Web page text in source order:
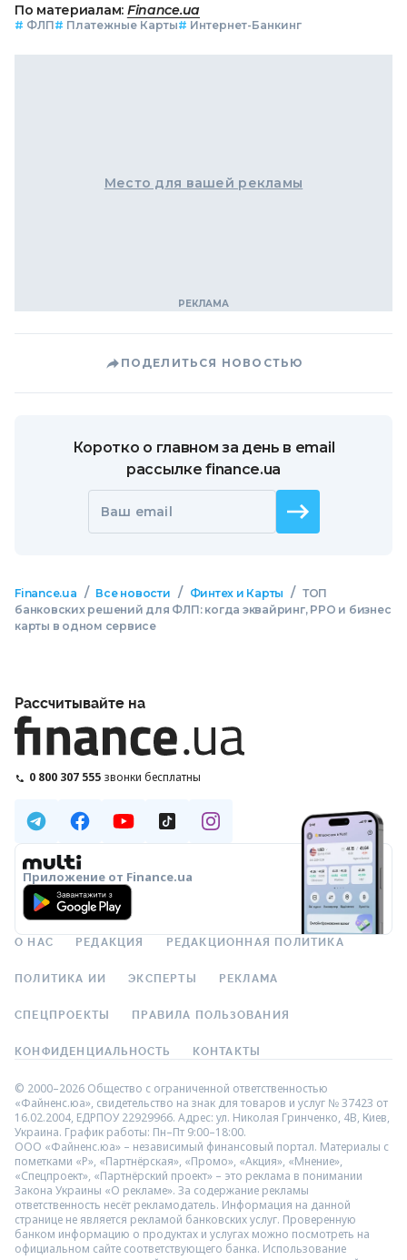
По материалам: Finance.ua
# ФЛП# Платежные Карты# Интернет-Банкинг
Место для вашей рекламы
ПОДЕЛИТЬСЯ НОВОСТЬЮ
Коротко о главном за день в email
рассылке finance.ua
Ваш email
Finance.ua / Все новости / Финтех и Карты / ТОП
банковских решений для ФЛП: когда эквайринг, РРО и бизнес
карты в одном сервисе
Рассчитывайте на
0 800 307 555 звонки бесплатны
Приложение от Finance.ua
О НАС РЕДАКЦИЯ РЕДАКЦИОННАЯ ПОЛИТИКА
ПОЛИТИКА ИИ ЭКСПЕРТЫ РЕКЛАМА
СПЕЦПРОЕКТЫ ПРАВИЛА ПОЛЬЗОВАНИЯ
КОНФИДЕНЦИАЛЬНОСТЬ КОНТАКТЫ
© 2000–2026 Общество с ограниченной ответственностью
«Файненс.юа», свидетельство на знак для товаров и услуг № 37423 от
16.02.2004, ЕДРПОУ 22929966. Адрес: ул. Николая Гринченко, 4В, Киев,
Украина. График работы: Пн–Пт 9:00–18:00.
ООО «Файненс.юа» – независимый финансовый портал. Материалы с
пометками «Р», «Партнёрская», «Промо», «Акция», «Мнение»,
«Спецпроект», «Партнёрский проект» – это реклама в понимании
Закона Украины «О рекламе». За содержание рекламы
ответственность несёт рекламодатель. Информация на данной
странице не является рекламой банковских услуг. Проверенную
банком информацию о продуктах и услугах можно посмотреть на
официальном сайте соответствующего банка. Использование